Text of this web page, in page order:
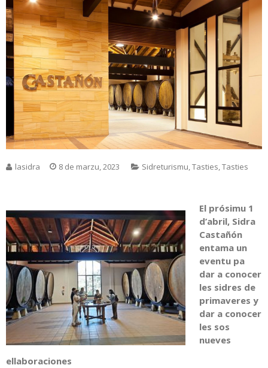
lasidra 8 de marzu, 2023 Sidreturismu,Tasties,Tasties
El prósimu 1
d’abril, Sidra
Castañón
entama un
eventu pa
dar a conocer
les sidres de
primaveres y
dar a conocer
les sos
nueves
ellaboraciones